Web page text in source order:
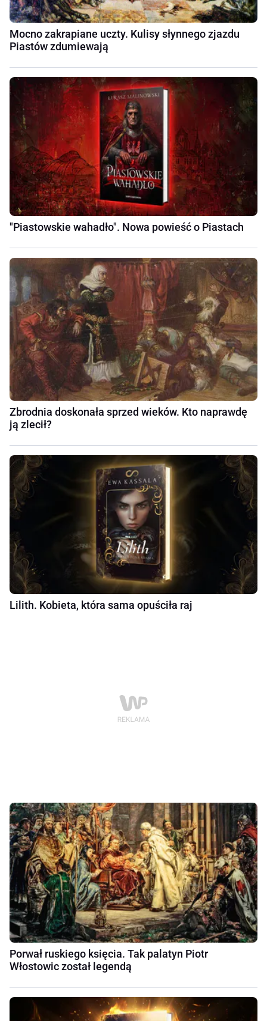
Mocno zakrapiane uczty. Kulisy słynnego zjazdu
Piastów zdumiewają
"Piastowskie wahadło". Nowa powieść o Piastach
Zbrodnia doskonała sprzed wieków. Kto naprawdę
ją zlecił?
Lilith. Kobieta, która sama opuściła raj
Porwał ruskiego księcia. Tak palatyn Piotr
Włostowic został legendą